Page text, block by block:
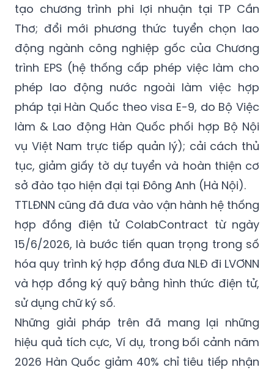
tạo chương trình phi lợi nhuận tại TP Cần
Thơ; đổi mới phương thức tuyển chọn lao
động ngành công nghiệp gốc của Chương
trình EPS (hệ thống cấp phép việc làm cho
phép lao động nước ngoài làm việc hợp
pháp tại Hàn Quốc theo visa E-9, do Bộ Việc
làm & Lao động Hàn Quốc phối hợp Bộ Nội
vụ Việt Nam trực tiếp quản lý); cải cách thủ
tục, giảm giấy tờ dự tuyển và hoàn thiện cơ
sở đào tạo hiện đại tại Đông Anh (Hà Nội).
TTLĐNN cũng đã đưa vào vận hành hệ thống
hợp đồng điện tử ColabContract từ ngày
15/6/2026, là bước tiến quan trọng trong số
hóa quy trình ký hợp đồng đưa NLĐ đi LVƠNN
và hợp đồng ký quỹ bằng hình thức điện tử,
sử dụng chữ ký số.
Những giải pháp trên đã mang lại những
hiệu quả tích cực, Ví dụ, trong bối cảnh năm
2026 Hàn Quốc giảm 40% chỉ tiêu tiếp nhận